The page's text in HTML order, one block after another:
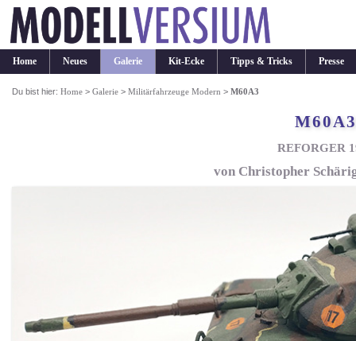
Home Neues Galerie Kit-Ecke Tipps & Tricks Presse
Du bist hier:Home >Galerie >Militärfahrzeuge Modern >M60A3
M60A3
REFORGER
von Christopher